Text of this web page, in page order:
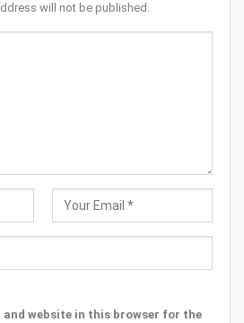
will not be published.
and website in this browser for the